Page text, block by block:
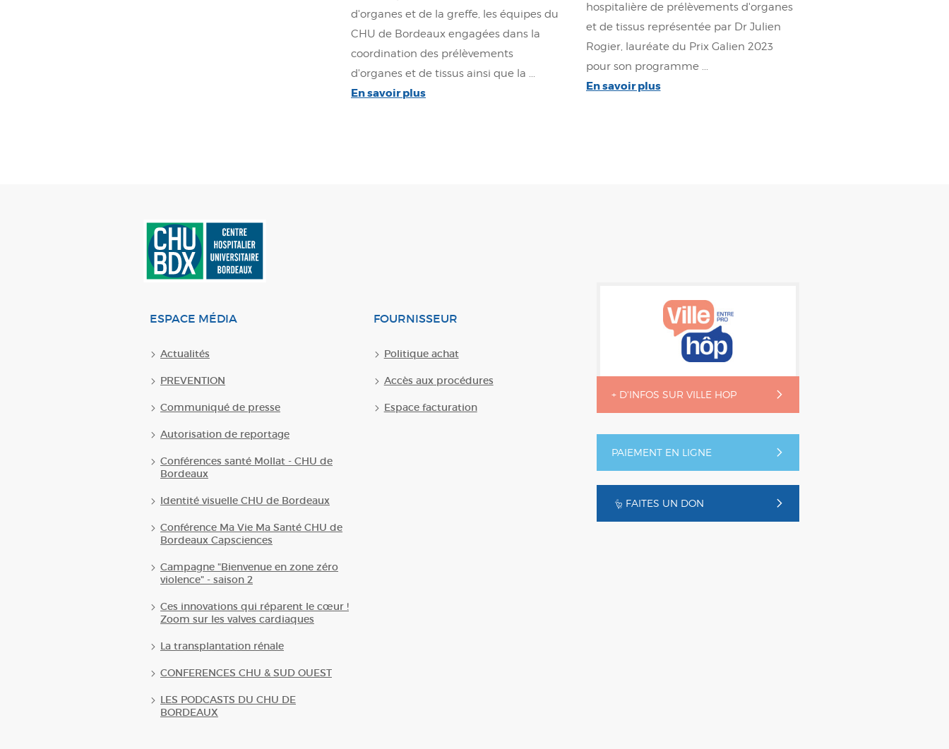
d'organes et de la greffe, les équipes du
CHU de Bordeaux engagées dans la
coordination des prélèvements
d'organes et de tissus ainsi que la ...
En savoir plus
hospitalière de prélèvements d'organes
et de tissus représentée par Dr Julien
Rogier, lauréate du Prix Galien 2023
pour son programme ...
En savoir plus
+ D'INFOS SUR VILLE HOP
PAIEMENT EN LIGNE
FAITES UN DON
ESPACE MÉDIA
Actualités
PREVENTION
Communiqué de presse
Autorisation de reportage
Conférences santé Mollat - CHU de
Bordeaux
Identité visuelle CHU de Bordeaux
Conférence Ma Vie Ma Santé CHU de
Bordeaux Capsciences
Campagne "Bienvenue en zone zéro
violence" - saison 2
Ces innovations qui réparent le cœur !
Zoom sur les valves cardiaques
La transplantation rénale
CONFERENCES CHU & SUD OUEST
LES PODCASTS DU CHU DE
BORDEAUX
FOURNISSEUR
Politique achat
Accès aux procédures
Espace facturation